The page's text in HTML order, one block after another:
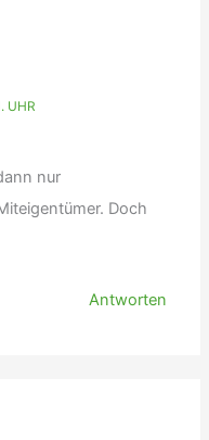
UHR
nur
Doch
Antworten